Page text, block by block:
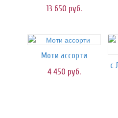
13 650 руб.
Моти ассорти
4 450 руб.